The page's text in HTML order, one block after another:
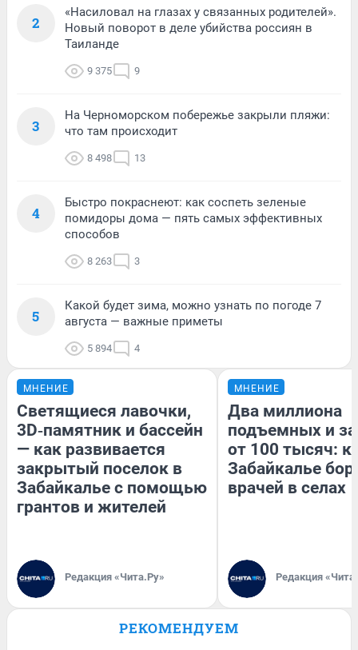
2
«Насиловал на глазах у связанных родителей».
Новый поворот в деле убийства россиян в
Таиланде
9 375 9
3
На Черноморском побережье закрыли пляжи:
что там происходит
8 498 13
4
Быстро покраснеют: как соспеть зеленые
помидоры дома — пять самых эффективных
способов
8 263 3
5
Какой будет зима, можно узнать по погоде 7
августа — важные приметы
5 894 4
МНЕНИЕ
Светящиеся лавочки,
3D‑памятник и бассейн
— как развивается
закрытый поселок в
Забайкалье с помощью
грантов и жителей
Редакция «Чита.Ру»
МНЕНИЕ
Два миллиона
подъемных и
от 100 тысяч:
Забайкалье
врачей в селах
Редакция
РЕКОМЕНДУЕМ